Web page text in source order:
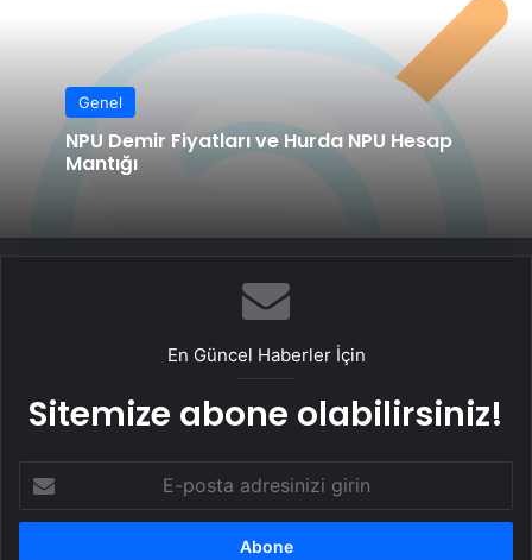
Genel
NPU Demir Fiyatları ve Hurda NPU Hesap
Mantığı
En Güncel Haberler İçin
Sitemize abone olabilirsiniz!
posta
adresinizi